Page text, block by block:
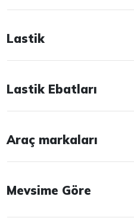
Lastik
Lastik Ebatları
Araç markaları
Mevsime Göre